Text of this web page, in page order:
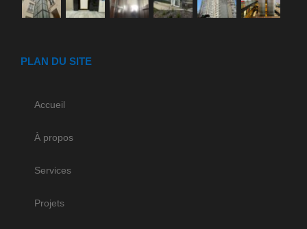
PLAN DU SITE
Accueil
À propos
Services
Projets